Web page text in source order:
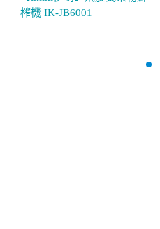
榨機 IK-JB6001